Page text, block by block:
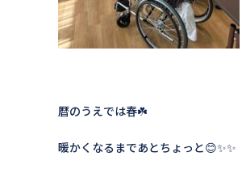
暦のうえでは春☘️
暖かくなるまであとちょっと😊✨✨